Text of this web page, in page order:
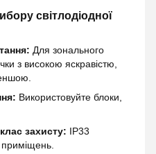
світлодіодної
Для зонального
з високою яскравістю,
Використовуйте блоки,
захисту: IP33
приміщень.